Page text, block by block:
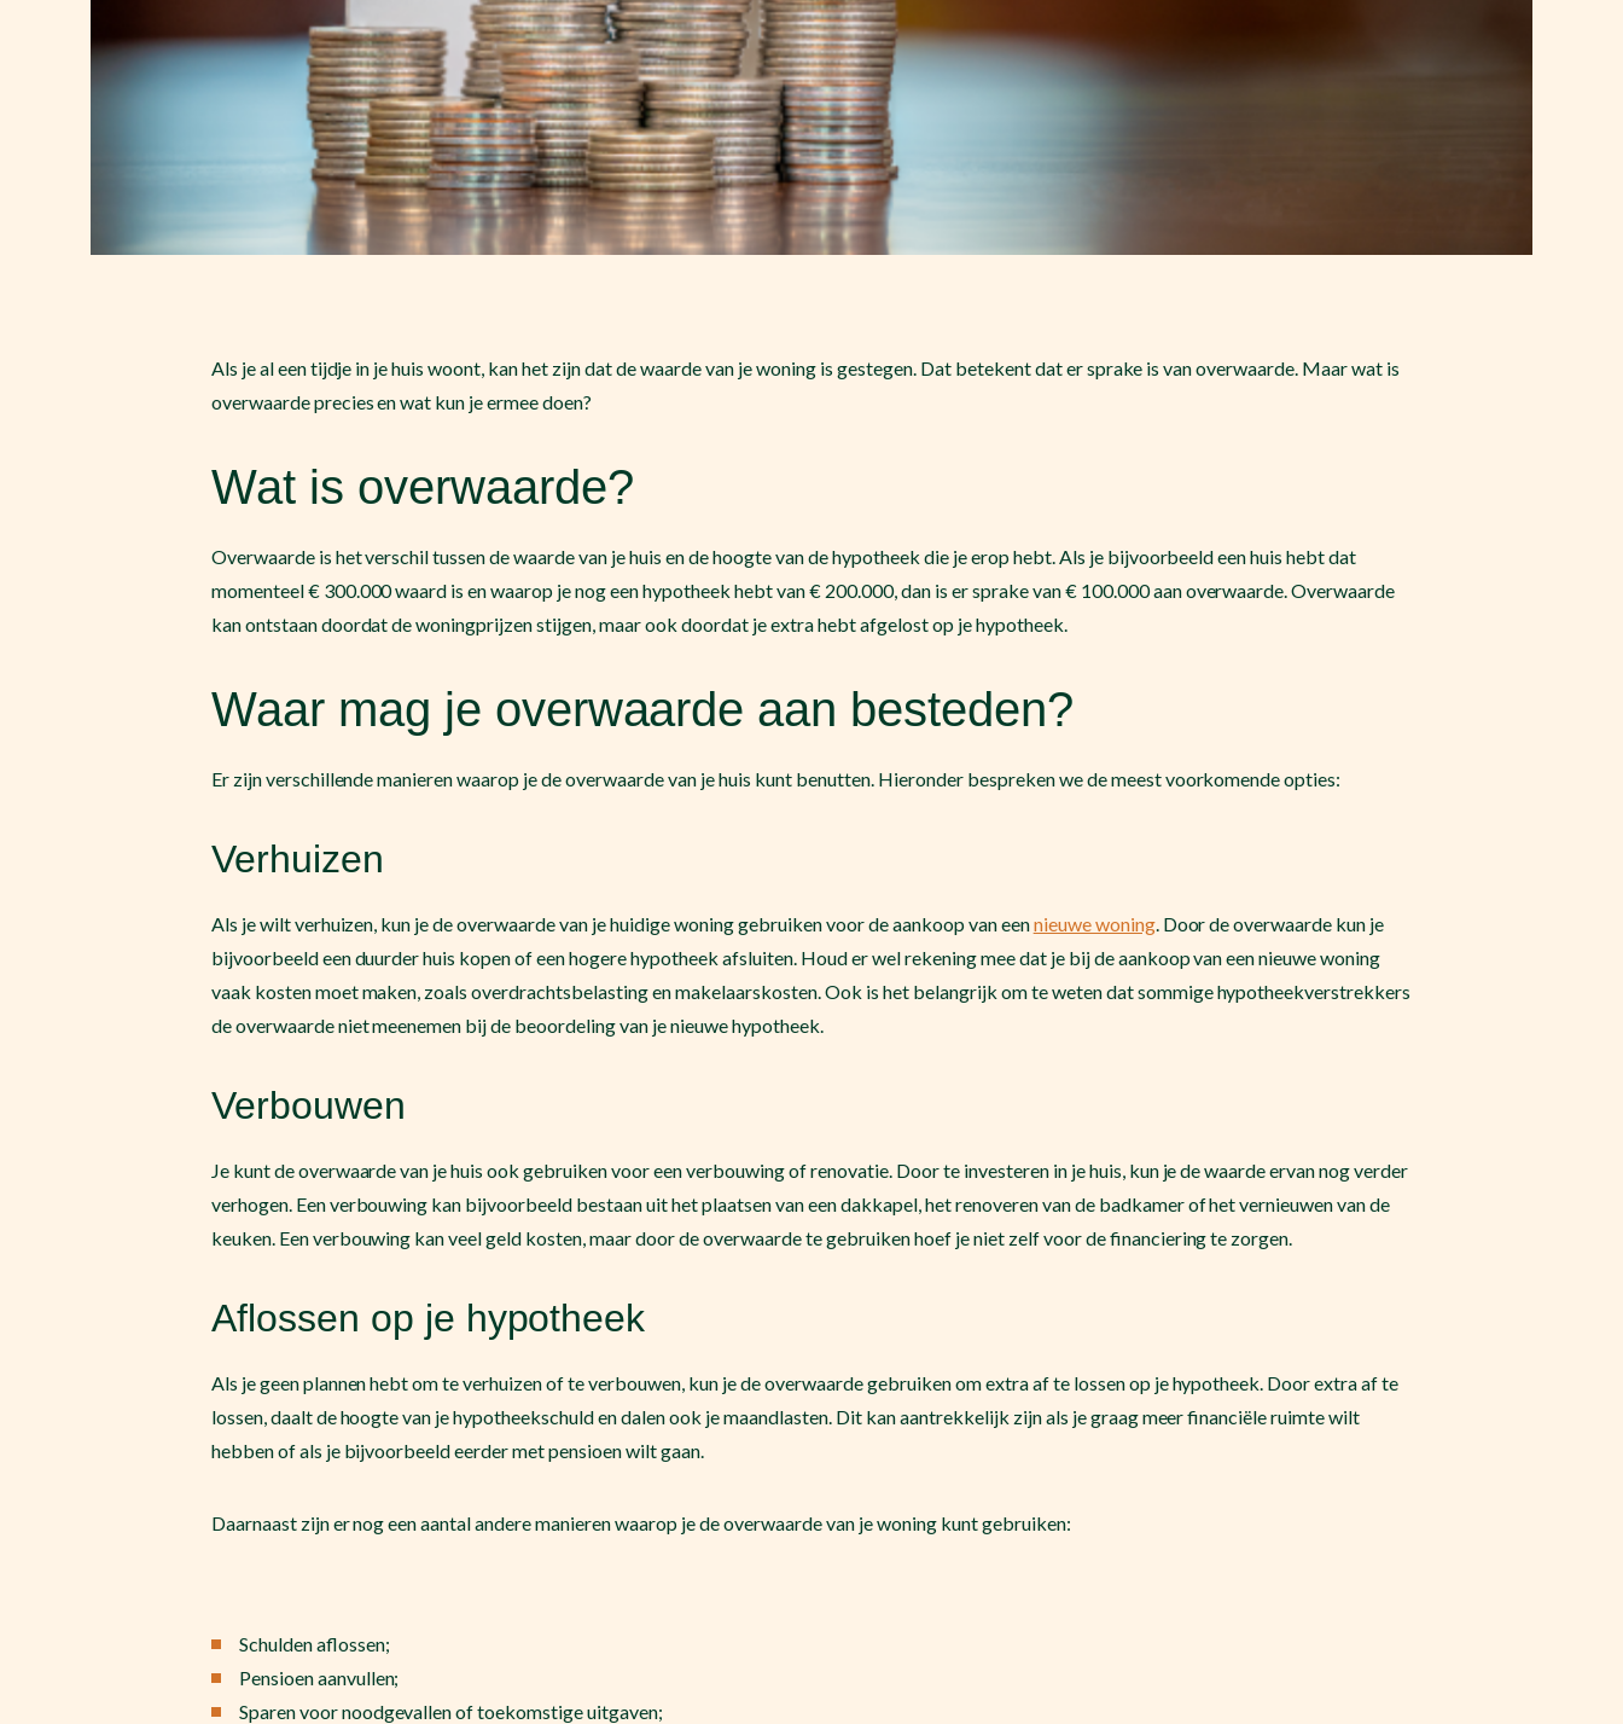
Als je al een tijdje in je huis woont, kan het zijn dat de waarde van je woning is gestegen. Dat betekent dat er sprake is van overwaarde. Maar wat is
overwaarde precies en wat kun je ermee doen?
Wat is overwaarde?
Overwaarde is het verschil tussen de waarde van je huis en de hoogte van de hypotheek die je erop hebt. Als je bijvoorbeeld een huis hebt dat
momenteel € 300.000 waard is en waarop je nog een hypotheek hebt van € 200.000, dan is er sprake van € 100.000 aan overwaarde. Overwaarde
kan ontstaan doordat de woningprijzen stijgen, maar ook doordat je extra hebt afgelost op je hypotheek.
Waar mag je overwaarde aan besteden?
Er zijn verschillende manieren waarop je de overwaarde van je huis kunt benutten. Hieronder bespreken we de meest voorkomende opties:
Verhuizen
Als je wilt verhuizen, kun je de overwaarde van je huidige woning gebruiken voor de aankoop van eennieuwe woning. Door de overwaarde kun je
bijvoorbeeld een duurder huis kopen of een hogere hypotheek afsluiten. Houd er wel rekening mee dat je bij de aankoop van een nieuwe woning
vaak kosten moet maken, zoals overdrachtsbelasting en makelaarskosten. Ook is het belangrijk om te weten dat sommige hypotheekverstrekkers
de overwaarde niet meenemen bij de beoordeling van je nieuwe hypotheek.
Verbouwen
Je kunt de overwaarde van je huis ook gebruiken voor een verbouwing of renovatie. Door te investeren in je huis, kun je de waarde ervan nog verder
verhogen. Een verbouwing kan bijvoorbeeld bestaan uit het plaatsen van een dakkapel, het renoveren van de badkamer of het vernieuwen van de
keuken. Een verbouwing kan veel geld kosten, maar door de overwaarde te gebruiken hoef je niet zelf voor de financiering te zorgen.
Aflossen op je hypotheek
Als je geen plannen hebt om te verhuizen of te verbouwen, kun je de overwaarde gebruiken om extra af te lossen op je hypotheek. Door extra af te
lossen, daalt de hoogte van je hypotheekschuld en dalen ook je maandlasten. Dit kan aantrekkelijk zijn als je graag meer financiële ruimte wilt
hebben of als je bijvoorbeeld eerder met pensioen wilt gaan.
Daarnaast zijn er nog een aantal andere manieren waarop je de overwaarde van je woning kunt gebruiken:
Schulden aflossen;
Pensioen aanvullen;
Sparen voor noodgevallen of toekomstige uitgaven;